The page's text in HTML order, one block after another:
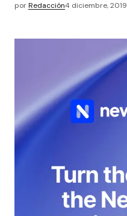
porRedacción4 diciembre, 2019